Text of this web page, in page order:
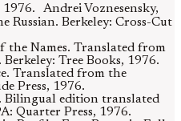
1976. Andrei Voznesensky,
Russian. Berkeley: Cross-Cut
the Names. Translated from
Tree Books, 1976.
Translated from the
Press, 1976.
Bilingual edition translated
Quarter Press, 1976.